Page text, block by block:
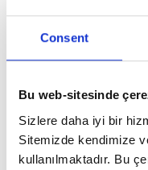
Consent
Bu web-sitesinde
Sizlere daha iyi bir
Sitemizde kendimize
kullanılmaktadır. Bu
Katkıda Bulunanlar:
Genel Yayın
Yayın Editörü: Gülnar
Resimleyen:Büşra